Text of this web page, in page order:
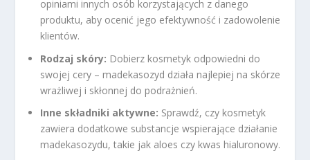
opiniami innych osób korzystających z danego
produktu, aby ocenić jego efektywność i zadowolenie
klientów.
Rodzaj skóry: Dobierz kosmetyk odpowiedni do
swojej cery – madekasozyd działa najlepiej na skórze
wrażliwej i skłonnej do podrażnień.
Inne składniki aktywne: Sprawdź, czy kosmetyk
zawiera dodatkowe substancje wspierające działanie
madekasozydu, takie jak aloes czy kwas hialuronowy.